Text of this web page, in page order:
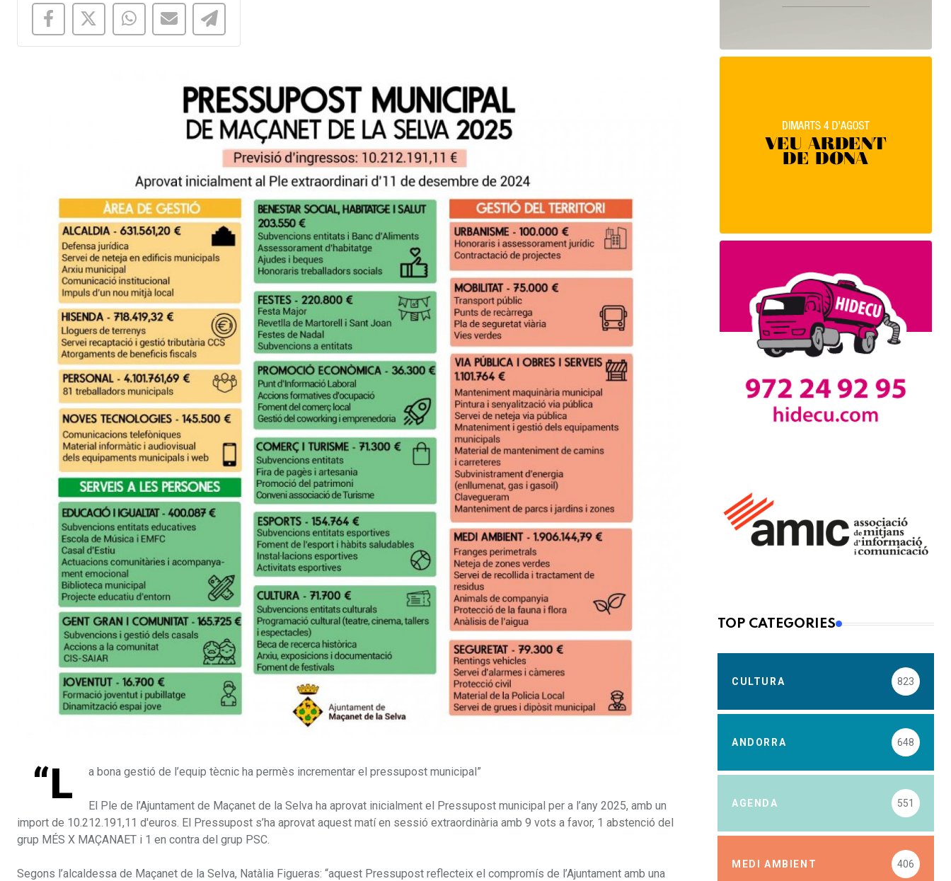
“L a bona gestió de l’equip tècnic ha permès incrementar el pressupost municipal”
El Ple de l’Ajuntament de Maçanet de la Selva ha aprovat inicialment el Pressupost municipal per a l’any 2025, amb un
import de 10.212.191,11 d'euros. El Pressupost s’ha aprovat aquest matí en sessió extraordinària amb 9 vots a favor, 1 abstenció del
grup MÉS X MAÇANAET i 1 en contra del grup PSC.
Segons l’alcaldessa de Maçanet de la Selva, Natàlia Figueras: “aquest Pressupost reflecteix el compromís de l’Ajuntament amb una
TOP CATEGORIES
CULTURA 823
ANDORRA 648
AGENDA 551
MEDI AMBIENT 406